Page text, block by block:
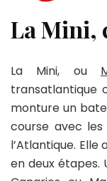
La Mini,
La Mini, ou
transatlantique
monture un
course avec
l’Atlantique. Elle
en deux étapes.